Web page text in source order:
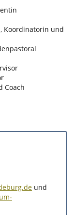
Koordinatorin und
Coach
und